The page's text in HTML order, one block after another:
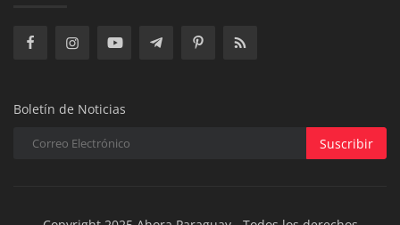
Boletín de Noticias
Suscribir